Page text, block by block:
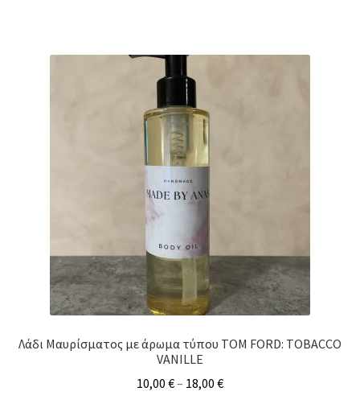
Λάδι Μαυρίσματος με άρωμα τύπου TOM FORD: TOBACCO
VANILLE
10,00 €– 18,00 €